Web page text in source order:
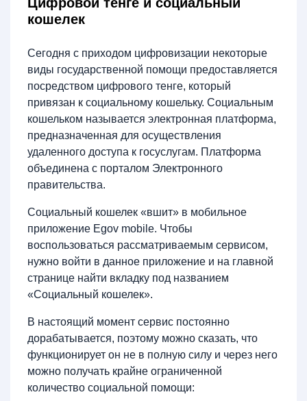
кошелек
Сегодня с приходом цифровизации некоторые
виды государственной помощи предоставляется
посредством цифрового тенге, который
привязан к социальному кошельку. Социальным
кошельком называется электронная платформа,
предназначенная для осуществления
удаленного доступа к госуслугам. Платформа
объединена с порталом Электронного
правительства.
Социальный кошелек «вшит» в мобильное
приложение Egov mobile. Чтобы
воспользоваться рассматриваемым сервисом,
нужно войти в данное приложение и на главной
странице найти вкладку под названием
«Социальный кошелек».
В настоящий момент сервис постоянно
дорабатывается, поэтому можно сказать, что
функционирует он не в полную силу и через него
можно получать крайне ограниченной
количество социальной помощи: